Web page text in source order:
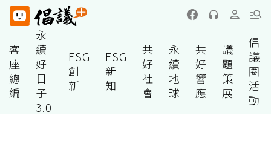
客
座
總
編
永
續
好
日
子
3.0
ESG
創
新
ESG
新
知
共
好
社
會
永
續
地
球
共
好
響
應
議
題
策
展
倡
議
圈
活
動